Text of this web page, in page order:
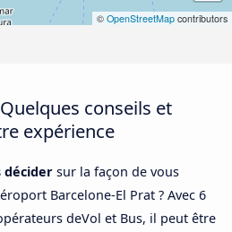
© OpenStreetMap contributors
conseils et
expérience
décider sur la façon de vous
Barcelone-El Prat ? Avec 6
deVol et Bus, il peut être